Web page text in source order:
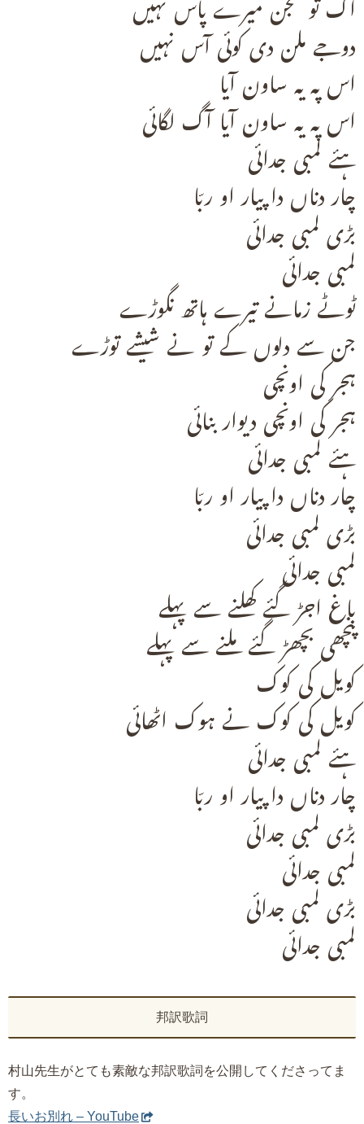
دوجے ملن دی کوئی آس نہیں
اس پہ یہ ساون آیا
اس پہ یہ ساون آیا آگ لگائی
ہئے لمبی جدائی
چار دناں دا پیار او ربّا
بڑی لمبی جدائی
لمبی جدائی
ٹوٹے زمانے تیرے ہاتھ نگوڑے
جن سے دلوں کے تو نے شیشے توڑے
ہجر کی اونچی
ہجر کی اونچی دیوار بنائی
ہئے لمبی جدائی
چار دناں دا پیار او ربّا
بڑی لمبی جدائی
لمبی جدائی
باغ اجڑ گئے کھلنے سے پہلے
پنچھی بچھڑ گئے ملنے سے پہلے
کویل کی کوک
کویل کی کوک نے ہوک اٹھائی
ہئے لمبی جدائی
چار دناں دا پیار او ربّا
بڑی لمبی جدائی
لمبی جدائی
بڑی لمبی جدائی
لمبی جدائی
邦訳歌詞
村山先生がとても素敵な邦訳歌詞を公開してくださってま
す。
長いお別れ – YouTube